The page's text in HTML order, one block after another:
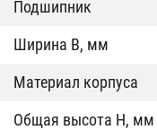
Подшипник
Ширина B, мм
Материал корпуса
Общая высота H, мм